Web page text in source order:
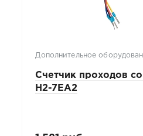
Дополнительное
Счетчик проходов
H2-7EA2